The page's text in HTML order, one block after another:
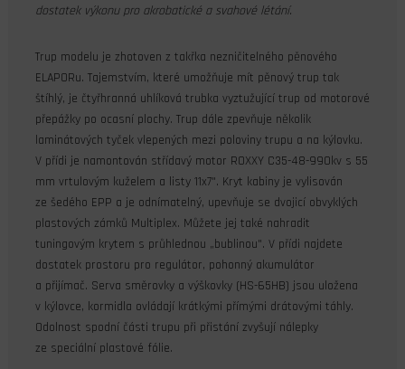
dostatek výkonu pro akrobatické a svahové létání.
Trup modelu je zhotoven z takřka nezničitelného pěnového
ELAPORu. Tajemstvím, které umožňuje mít pěnový trup tak
štíhlý, je čtyřhranná uhlíková trubka vyztužující trup od motorové
přepážky po ocasní plochy. Trup dále zpevňuje několik
laminátových tyček vlepených mezi poloviny trupu a na kýlovku.
V přídi je namontován střídavý motor ROXXY C35-48-990kv s 55
mm vrtulovým kuželem a listy 11x7". Kryt kabiny je vylisován
ze šedého EPP a je odnímatelný, upevňuje se dvojicí obvyklých
plastových zámků Multiplex. Můžete jej také nahradit
tuningovým krytem s průhlednou „bublinou". V přídi najdete
dostatek prostoru pro regulátor, pohonný akumulátor
a přijímač. Serva směrovky a výškovky (HS-65HB) jsou uložena
v kýlovce, kormidla ovládají krátkými přímými drátovými táhly.
Odolnost spodní části trupu při přistání zvyšují nálepky
ze speciální plastové fólie.